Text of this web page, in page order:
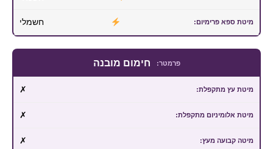
חשמלי
חימום מובנה
✗
✗
✗